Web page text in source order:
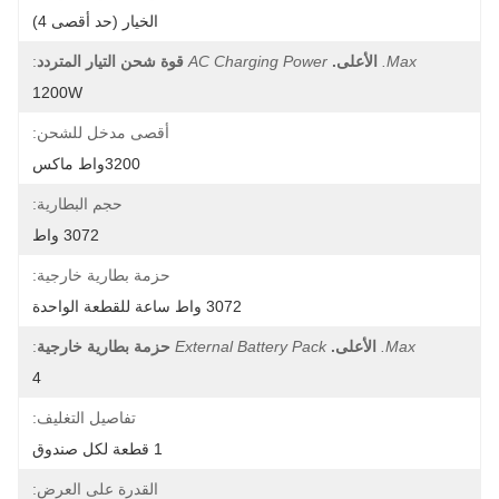
الخيار (حد أقصى 4)
Max. الأعلى. AC Charging Power قوة شحن التيار المتردد:
1200W
أقصى مدخل للشحن:
3200واط ماكس
حجم البطارية:
3072 واط
حزمة بطارية خارجية:
3072 واط ساعة للقطعة الواحدة
Max. الأعلى. External Battery Pack حزمة بطارية خارجية:
4
تفاصيل التغليف:
القدرة على العرض: